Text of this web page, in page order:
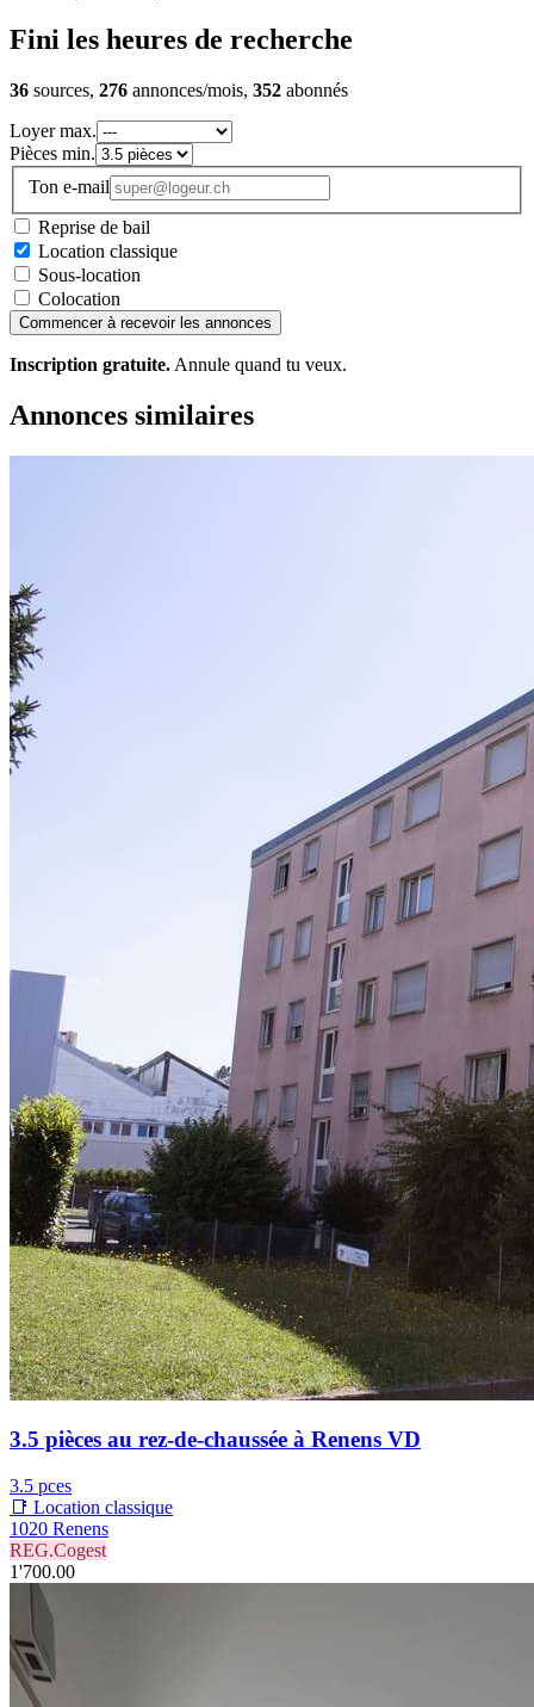
Fini les heures de recherche
36 sources, 276 annonces/mois, 352 abonnés
Loyer max.
Pièces min.
Ton e-mail
Reprise de bail
Location classique
Sous-location
Colocation
Commencer à recevoir les annonces
Inscription gratuite. Annule quand tu veux.
Annonces similaires
3.5 pièces au rez-de-chaussée à Renens VD
3.5 pces
📑 Location classique
1020 Renens
REG.Cogest
1'700.00